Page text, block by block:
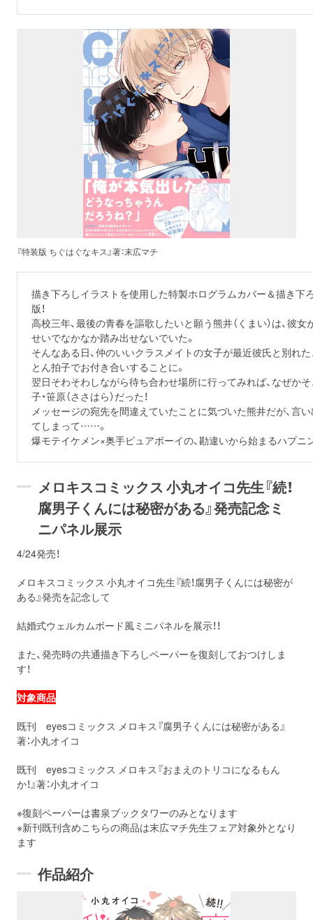
『特装版 ちぐはぐなキス』著：末広マチ
描き下ろしイラストを使用した特製ホログラムカバー＆描き下
版！
高校三年、最後の青春を謳歌したいと願う熊井（くまい）は、彼
せいでなかなか踏み出せないでいた。
そんなある日、仲のいいクラスメイトの女子が最近彼氏と別れ
とん拍子でお付き合いすることに。
翌日そわそわしながら待ち合わせ場所に行ってみれば、なぜか
子・笹原（ささはら）だった！
メッセージの宛先を間違えていたことに気づいた熊井だが、言
てしまって……。
爆モテイケメン×奥手ピュアボーイの、勘違いから始まるハプニ
メロキスコミックス 小丸オイコ先生『続！
腐男子くんには秘密がある』発売記念ミ
ニパネル展示
4/24発売！
メロキスコミックス 小丸オイコ先生『続！腐男子くんには秘密が
ある』発売を記念して
結婚式ウェルカムボード風ミニパネルを展示！！
また、発売時の共通描き下ろしペーパーを復刻しておつけしま
す！
対象商品
既刊 eyesコミックス メロキス『腐男子くんには秘密がある』
著：小丸オイコ
既刊 eyesコミックス メロキス『おまえのトリコになるもん
か！』著：小丸オイコ
※復刻ペーパーは書泉ブックタワーのみとなります
※新刊既刊含めこちらの商品は末広マチ先生フェア対象外となり
ます
作品紹介